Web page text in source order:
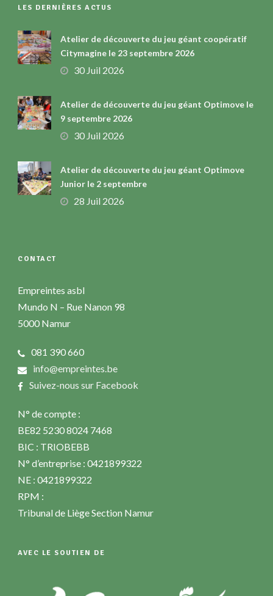
LES DERNIÈRES ACTUS
Atelier de découverte du jeu géant coopératif
Citymagine le 23 septembre 2026
30 Juil 2026
Atelier de découverte du jeu géant Optimove le
9 septembre 2026
30 Juil 2026
Atelier de découverte du jeu géant Optimove
Junior le 2 septembre
28 Juil 2026
CONTACT
Empreintes asbl
Mundo N – Rue Nanon 98
5000 Namur
081 390 660
info@empreintes.be
Suivez-nous sur Facebook
N° de compte :
BE82 5230 8024 7468
BIC : TRIOBEBB
N° d’entreprise : 0421899322
NE : 0421899322
RPM :
Tribunal de Liège Section Namur
AVEC LE SOUTIEN DE